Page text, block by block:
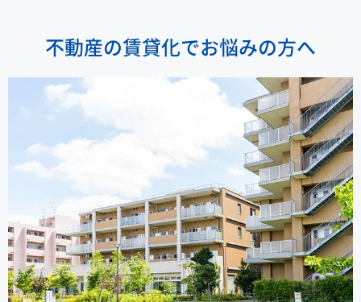
不動産の賃貸化でお悩みの方へ